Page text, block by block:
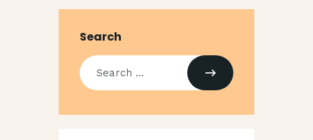
Search
Search
for: